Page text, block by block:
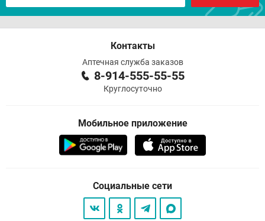
Контакты
Аптечная служба заказов
8-914-555-55-55
Круглосуточно
Мобильное приложение
Социальные сети